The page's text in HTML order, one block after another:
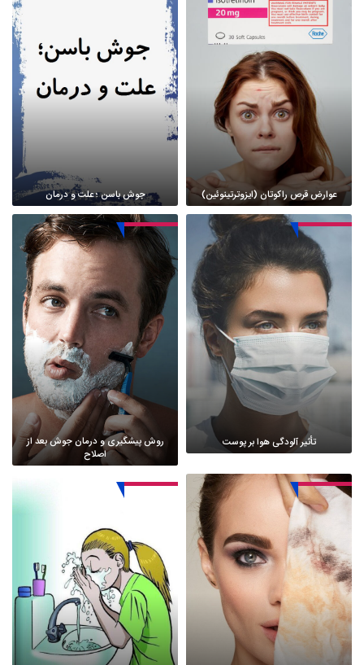
عوارض قرص راکوتان (ایزوترتینوئین) جوش باسن ؛ علت و درمان
تأثیر آلودگی هوا بر پوست
روش پیشگیری و درمان جوش بعد از
اصلاح